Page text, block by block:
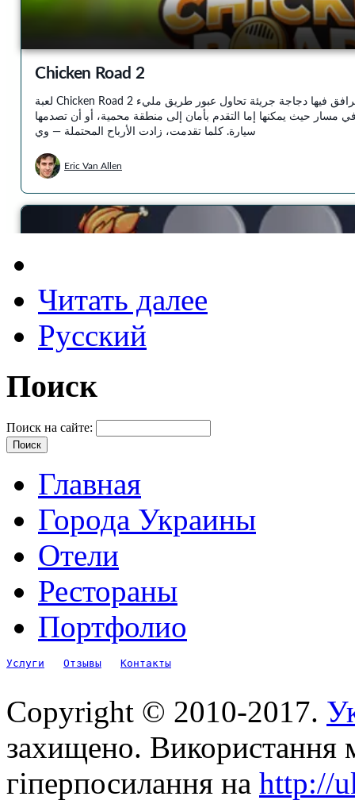
Читать далее
Русский
Поиск
Поиск на сайте:
Главная
Города Украины
Отели
Рестораны
Портфолио
Услуги Отзывы Контакты
Copyright © 2010-2017.
захищено. Використання
гіперпосилання на http://